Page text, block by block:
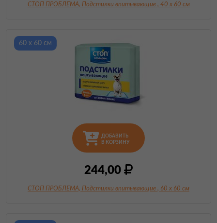
СТОП ПРОБЛЕМА, Подстилки впитывающие , 40 х 60 см
ДОБАВИТЬ
В КОРЗИНУ
244,00
60 х 60 см
СТОП ПРОБЛЕМА, Подстилки впитывающие , 60 х 60 см